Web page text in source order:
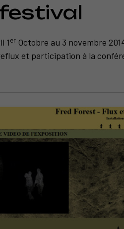
festival
1er Octobre au 3 novembre
et participation à la